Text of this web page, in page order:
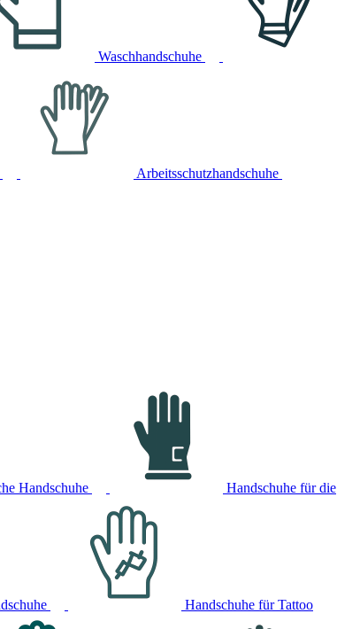
Waschhandschuhe
Arbeitsschutzhandschuhe
Handschuhe Handschuhe für die
Handschuhe für Tattoo